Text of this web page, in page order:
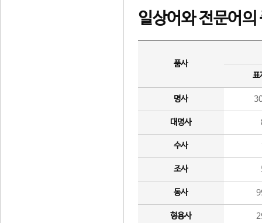
일상어와 전문어의
품사
표
명사
대명사
수사
조사
동사
형용사